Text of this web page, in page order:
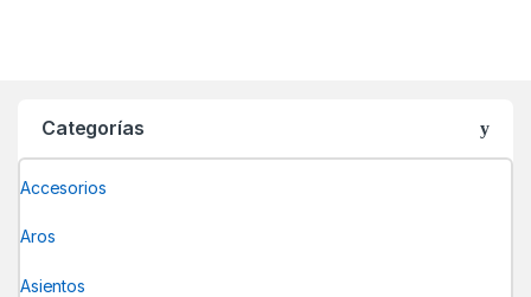
Categorías
Accesorios
Aros
Asientos